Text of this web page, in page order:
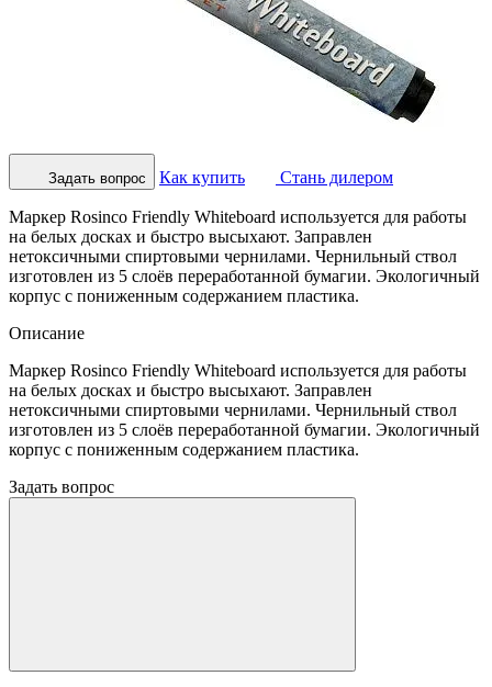
Задать вопрос Как купить Стань дилером
Маркер Rosinco Friendly Whiteboard используется для работы
на белых досках и быстро высыхают. Заправлен
нетоксичными спиртовыми чернилами. Чернильный ствол
изготовлен из 5 слоёв переработанной бумагии. Экологичный
корпус с пониженным содержанием пластика.
Описание
Маркер Rosinco Friendly Whiteboard используется для работы
на белых досках и быстро высыхают. Заправлен
нетоксичными спиртовыми чернилами. Чернильный ствол
изготовлен из 5 слоёв переработанной бумагии. Экологичный
корпус с пониженным содержанием пластика.
Задать вопрос